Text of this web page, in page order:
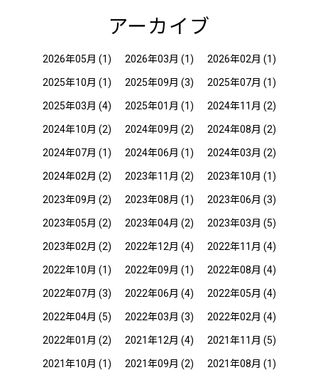
アーカイブ
2026年05月 (1) 2026年03月 (1) 2026年02月 (1)
2025年10月 (1) 2025年09月 (3) 2025年07月 (1)
2025年03月 (4) 2025年01月 (1) 2024年11月 (2)
2024年10月 (2) 2024年09月 (2) 2024年08月 (2)
2024年07月 (1) 2024年06月 (1) 2024年03月 (2)
2024年02月 (2) 2023年11月 (2) 2023年10月 (1)
2023年09月 (2) 2023年08月 (1) 2023年06月 (3)
2023年05月 (2) 2023年04月 (2) 2023年03月 (5)
2023年02月 (2) 2022年12月 (4) 2022年11月 (4)
2022年10月 (1) 2022年09月 (1) 2022年08月 (4)
2022年07月 (3) 2022年06月 (4) 2022年05月 (4)
2022年04月 (5) 2022年03月 (3) 2022年02月 (4)
2022年01月 (2) 2021年12月 (4) 2021年11月 (5)
2021年10月 (1) 2021年09月 (2) 2021年08月 (1)